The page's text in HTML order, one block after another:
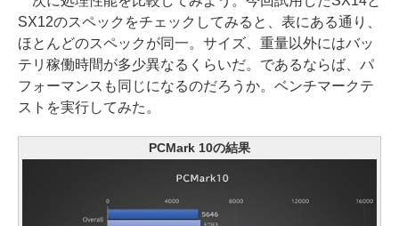
SX12のスペックをチェックしてみると、表にある通り、
ほとんどのスペックが同一。サイズ、重量以外にはバッ
テリ稼働時間が多少異なるくらいだ。であるならば、パ
フォーマンスも同じになるのだろうか。ベンチマークテ
ストを実行してみた。
PCMark 10の結果